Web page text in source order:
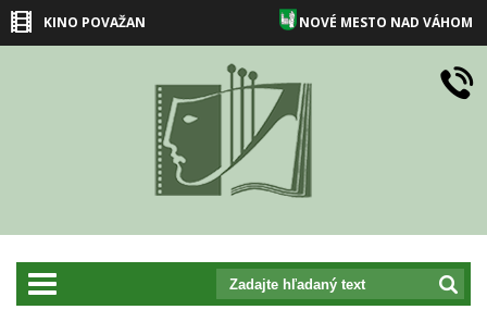
KINO POVAŽAN NOVÉ MESTO NAD VÁHOM
prepnut_navigaciu